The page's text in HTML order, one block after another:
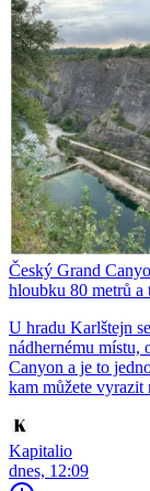
Český Grand
hloubku 80 metrů a
U hradu Karlštejn
nádhernému místu,
Canyon a je to
kam můžete
Kapitalio
dnes, 12:09